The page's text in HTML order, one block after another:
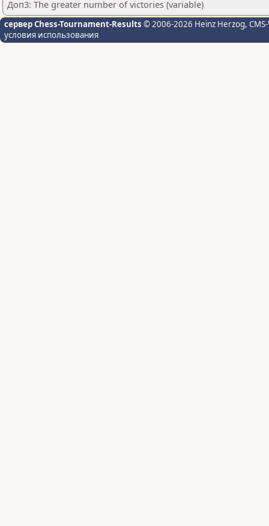
Доп3: The greater number of victories (variable)
сервер Chess-Tournament-Results © 2006-2026 Heinz Herzog,
условия использования